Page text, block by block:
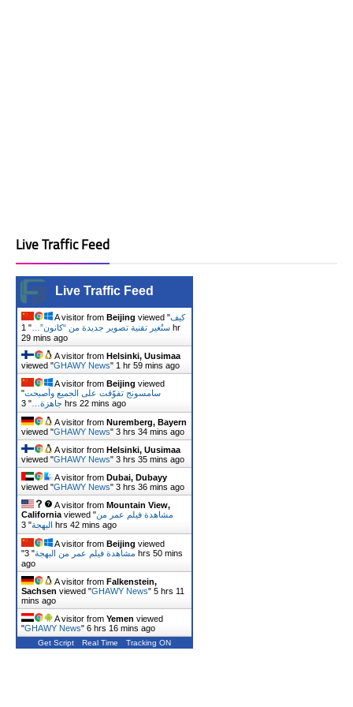
Live Traffic Feed
Live Traffic Feed
A visitor from Beijing viewed "كيف
ستُغير تقنية تصوير جديدة من “كانون”… "
1 hr
29 mins ago
A visitor from Helsinki, Uusimaa
viewed "GHAWY News" 1 hr 59 mins ago
A visitor from Beijing viewed
"سامسونج تفوّقت على الجميع وأصبحت
جاهزة… "
3 hrs 22 mins ago
A visitor from Nuremberg, Bayern
viewed "GHAWY News" 3 hrs 34 mins ago
A visitor from Helsinki, Uusimaa
viewed "GHAWY News" 3 hrs 35 mins ago
A visitor from Dubai, Dubayy
viewed "GHAWY News" 3 hrs 36 mins ago
A visitor from Mountain View,
California viewed "مشاهدة فيلم عمر من
البهجة"
3 hrs 42 mins ago
A visitor from Beijing viewed
"
مشاهدة فيلم عمر من البهجة"
3 hrs 50 mins
ago
A visitor from Falkenstein,
Sachsen viewed "GHAWY News" 5 hrs 12
mins ago
A visitor from Yemen viewed
"GHAWY News" 6 hrs 16 mins ago
Get Script Real Time Tracking ON